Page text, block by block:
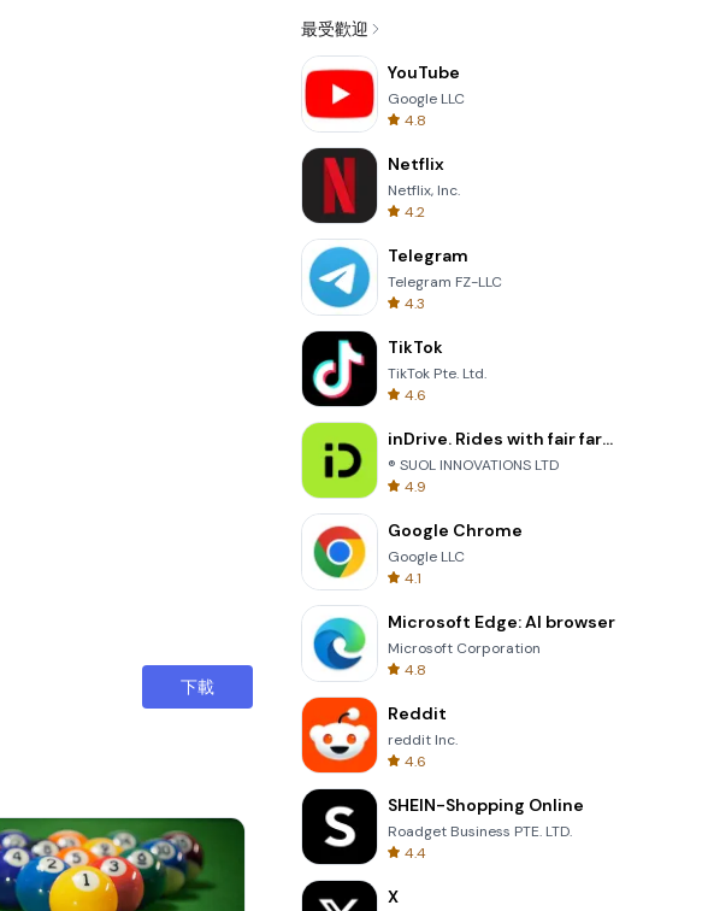
下載
最受歡迎
YouTube
Google LLC
4.8
Netflix
Netflix, Inc.
4.2
Telegram
Telegram FZ-LLC
4.3
TikTok
TikTok Pte. Ltd.
4.6
inDrive. Rides with fair fares
® SUOL INNOVATIONS LTD
4.9
Google Chrome
Google LLC
4.1
Microsoft Edge: AI browser
Microsoft Corporation
4.8
Reddit
reddit Inc.
4.6
SHEIN-Shopping Online
Roadget Business PTE. LTD.
4.4
X